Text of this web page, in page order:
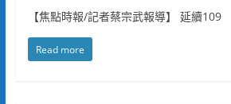
【焦點時報/記者蔡宗武報導】 延續109
Read more